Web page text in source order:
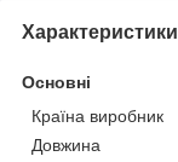
Характеристики
Основні
Країна виробник
Довжина